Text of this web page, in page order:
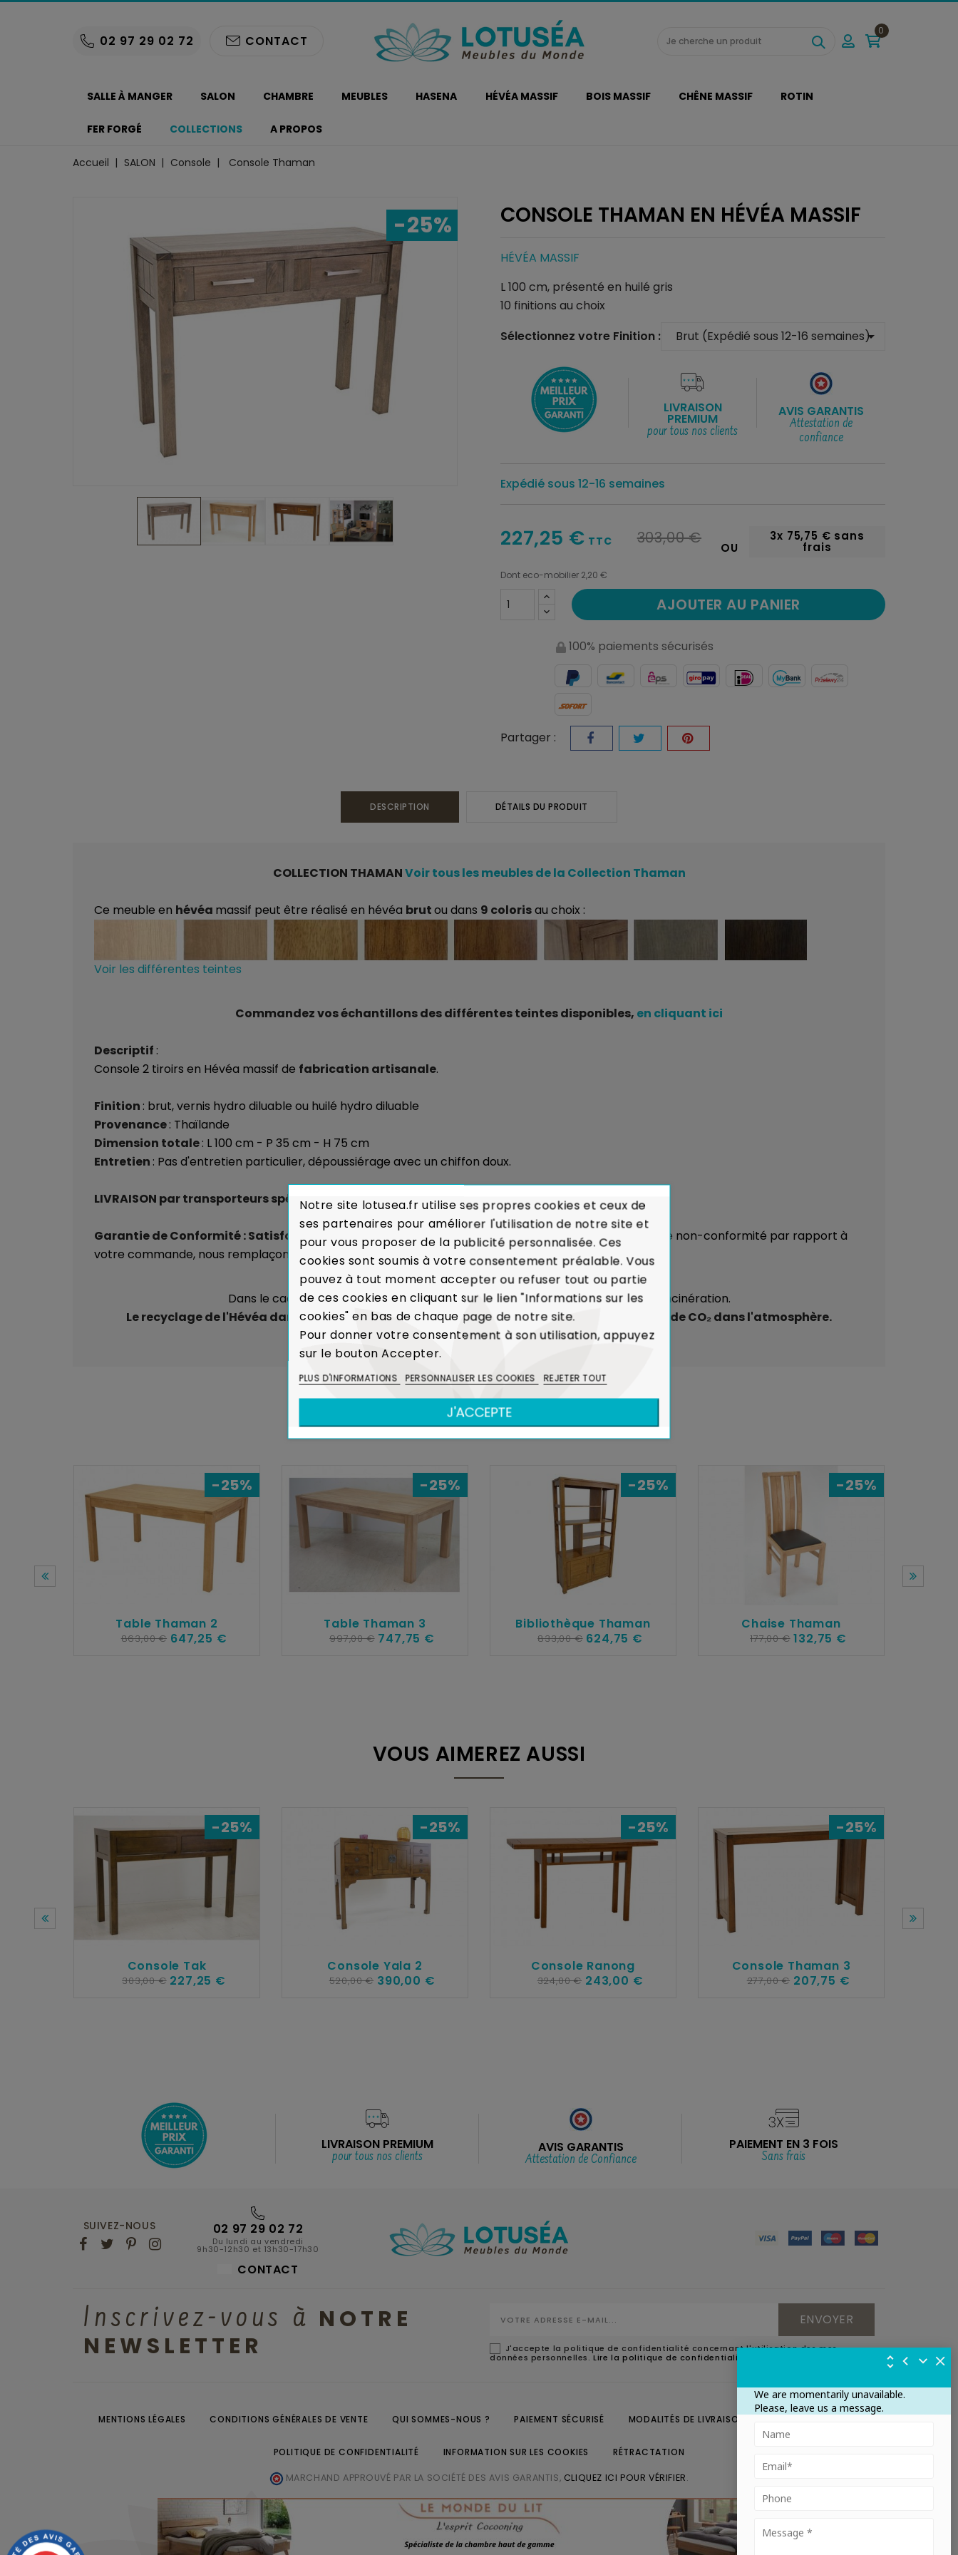
02 97 29 02 72 CONTACT
0
SALLE À MANGER SALON CHAMBRE MEUBLES HASENA HÉVÉA MASSIF BOIS MASSIF CHÊNE MASSIF ROTIN
FER FORGÉ COLLECTIONS A PROPOS
Accueil SALON Console Console Thaman
-25% CONSOLE THAMAN EN HÉVÉA MASSIF
HÉVÉA MASSIF
L 100 cm, présenté en huilé gris
10 finitions au choix
Sélectionnez votre Finition :
arrow_drop_down
LIVRAISON
PREMIUM
pour tous nos clients
AVIS GARANTIS
Attestation de
confiance
Expédié sous 12-16 semaines
227,25 € TTC 303,00 €
OU
3x 75,75 € sans
frais
Dont eco-mobilier 2,20 €
AJOUTER AU PANIER
100% paiements sécurisés
Partager :
DESCRIPTION DÉTAILS DU PRODUIT
COLLECTION THAMANVoir tous les meubles de la Collection Thaman
Ce meuble en hévéa massif peut être réalisé en hévéa brutou dans 9 colorisau choix :
Voir les différentes teintes
Commandez vos échantillons des différentes teintes disponibles, en cliquant ici
Descriptif :
Console 2 tiroirs en Hévéa massif de fabrication artisanale.
Finition : brut, vernis hydro diluable ou huilé hydro diluable
Provenance: Thaïlande
Dimension totale: L 100 cm - P 35 cm - H 75 cm
Entretien : Pas d'entretien particulier, dépoussiérage avec un chiffon doux.
LIVRAISON par transporteurs spécialisés : Voir les modalités de livraison
Garantie de Conformité : Satisfait ou Remboursé.En cas de défaut majeur sur un produit reçu ou de non-conformité par rapport à
votre commande, nous remplaçons aussitôt votre meuble.Voir Charte de Qualité
Dans le cadre de la production de caoutchouc, l'Hévéa était un arbre voué à l'incinération.
Le recyclage de l'Hévéa dans la réalisation de meubles contribue ainsi à limiter l'émission de CO₂ dans l'atmosphère.
Voir Bois et Environnement
DANS LA MÊME COLLECTION
-25%
Table Thaman 2
863,00 € 647,25 €
-25%
Table Thaman 3
997,00 € 747,75 €
-25%
Bibliothèque Thaman
833,00 € 624,75 €
-25%
Chaise Thaman
177,00 € 132,75 €
VOUS AIMEREZ AUSSI
-25%
Console Tak
303,00 € 227,25 €
-25%
Console Yala 2
520,00 € 390,00 €
-25%
Console Ranong
324,00 € 243,00 €
-25%
Console Thaman 3
277,00 € 207,75 €
LIVRAISON PREMIUM
pour tous nos clients
AVIS GARANTIS
Attestation de Confiance
PAIEMENT EN 3 FOIS
Sans frais
Inscrivez-vous à NOTRE
NEWSLETTER
J'accepte la politique de confidentialité concernant l'utilisation des mes
données personnelles.Lire la politique de confidentialité
SUIVEZ-NOUS 02 97 29 02 72
Du lundi au vendredi
9h30-12h30 et 13h30-17h30
CONTACT
MENTIONS LÉGALES CONDITIONS GÉNÉRALES DE VENTE QUI SOMMES-NOUS ? PAIEMENT SÉCURISÉ MODALITÉS DE LIVRAISON
POLITIQUE DE CONFIDENTIALITÉ INFORMATION SUR LES COOKIES RÉTRACTATION
Notre site lotusea.fr utilise ses propres cookies et ceux de
ses partenaires pour améliorer l'utilisation de notre site et
pour vous proposer de la publicité personnalisée. Ces
cookies sont soumis à votre consentement préalable. Vous
pouvez à tout moment accepter ou refuser tout ou partie
de ces cookies en cliquant sur le lien "Informations sur les
cookies" en bas de chaque page de notre site.
Pour donner votre consentement à son utilisation, appuyez
sur le bouton Accepter.
PLUS D'INFORMATIONS PERSONNALISER LES COOKIES REJETER TOUT
J'ACCEPTE
MARCHAND APPROUVÉ PAR LA SOCIÉTÉ DES AVIS GARANTIS, CLIQUEZ ICI POUR VÉRIFIER.
We are momentarily unavailable.
Please, leave us a message.